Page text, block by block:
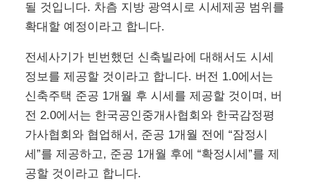
될 것입니다. 차츰 지방 광역시로 시세제공 범위를
확대할 예정이라고 합니다.
전세사기가 빈번했던 신축빌라에 대해서도 시세
정보를 제공할 것이라고 합니다. 버전 1.0에서는
신축주택 준공 1개월 후 시세를 제공할 것이며, 버
전 2.0에서는 한국공인중개사협회와 한국감정평
가사협회와 협업해서, 준공 1개월 전에 “잠정시
세”를 제공하고, 준공 1개월 후에 “확정시세”를 제
공할 것이라고 합니다.